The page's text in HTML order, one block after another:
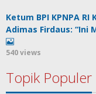
Ketum BPI KPNPA
Adimas Firdaus: “Ini
540 views
Topik Populer